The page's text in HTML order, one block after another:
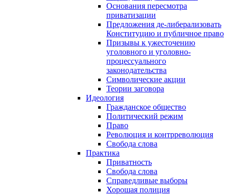
Основания пересмотра
приватизации
Предложения де-либерализовать
Конституцию и публичное право
Призывы к ужесточению
уголовного и уголовно-
процессуального
законодательства
Символические акции
Теории заговора
Идеология
Гражданское общество
Политический режим
Право
Революция и контрреволюция
Свобода слова
Практика
Приватность
Свобода слова
Справедливые выборы
Хорошая полиция